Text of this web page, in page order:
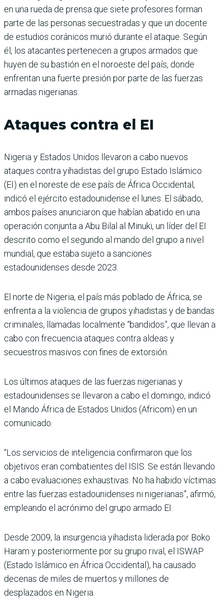
en una rueda de prensa que siete profesores forman
parte de las personas secuestradas y que un docente
de estudios coránicos murió durante el ataque. Según
él, los atacantes pertenecen a grupos armados que
huyen de su bastión en el noroeste del país, donde
enfrentan una fuerte presión por parte de las fuerzas
armadas nigerianas.
Ataques contra el EI
Nigeria y Estados Unidos llevaron a cabo nuevos
ataques contra yihadistas del grupo Estado Islámico
(EI) en el noreste de ese país de África Occidental,
indicó el ejército estadounidense el lunes. El sábado,
ambos países anunciaron que habían abatido en una
operación conjunta a Abu Bilal al Minuki, un líder del EI
descrito como el segundo al mando del grupo a nivel
mundial, que estaba sujeto a sanciones
estadounidenses desde 2023.
El norte de Nigeria, el país más poblado de África, se
enfrenta a la violencia de grupos yihadistas y de bandas
criminales, llamadas localmente “bandidos”, que llevan a
cabo con frecuencia ataques contra aldeas y
secuestros masivos con fines de extorsión.
Los últimos ataques de las fuerzas nigerianas y
estadounidenses se llevaron a cabo el domingo, indicó
el Mando África de Estados Unidos (Africom) en un
comunicado.
“Los servicios de inteligencia confirmaron que los
objetivos eran combatientes del ISIS. Se están llevando
a cabo evaluaciones exhaustivas. No ha habido víctimas
entre las fuerzas estadounidenses ni nigerianas”, afirmó,
empleando el acrónimo del grupo armado EI.
Desde 2009, la insurgencia yihadista liderada por Boko
Haram y posteriormente por su grupo rival, el ISWAP
(Estado Islámico en África Occidental), ha causado
decenas de miles de muertos y millones de
desplazados en Nigeria.